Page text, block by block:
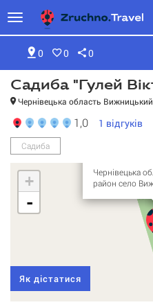
0 0 0
Садиба "Гулей
Чернівецька область
1,0 1 відгуків
Садиба
Чернівецька
район село
+
-
Як дістатися